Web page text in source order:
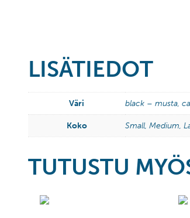
LISÄTIEDOT
Väri black – musta,
Koko Small, Medium,
TUTUSTU